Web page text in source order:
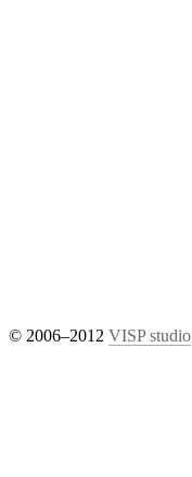
© 2006–2012 VISP studio